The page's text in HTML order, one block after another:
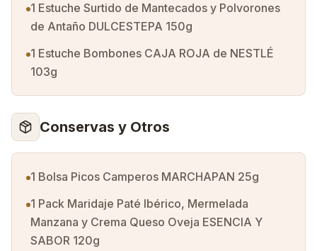
1 Estuche Surtido de Mantecados y Polvorones
de Antaño DULCESTEPA 150g
1 Estuche Bombones CAJA ROJA de NESTLÉ
103g
Conservas y Otros
1 Bolsa Picos Camperos MARCHAPAN 25g
1 Pack Maridaje Paté Ibérico, Mermelada
Manzana y Crema Queso Oveja ESENCIA Y
SABOR 120g